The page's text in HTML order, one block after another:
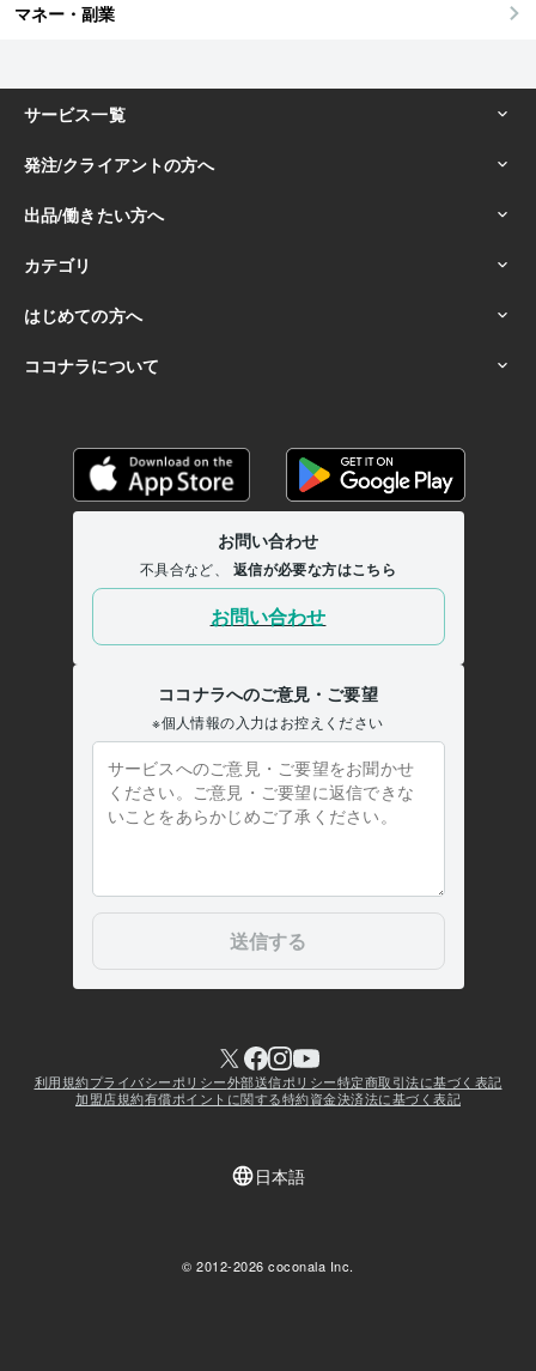
マネー・副業